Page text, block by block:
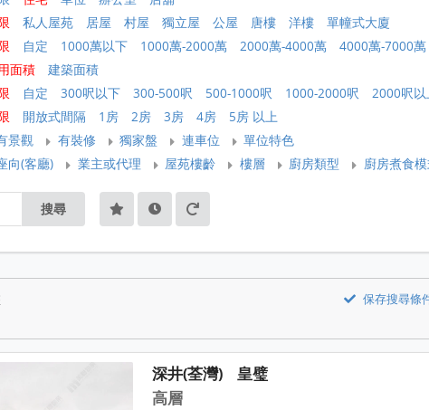
私人屋苑 居屋 村屋 獨立屋 公屋 唐樓 洋樓
單幢式大廈
自定 1000萬以下 1000萬-2000萬 2000萬-4000萬 4000萬-7000萬
面積
建築面積
自定 300呎以下 300-500呎 500-1000呎 1000-2000呎
2000呎以
開放式間隔 1房 2房 3房 4房
5房 以上
景觀 有裝修 獨家盤 連車位
單位特色
向(客廳) 業主或代理 屋苑樓齡 樓層 廚房類型 廚房煮食
搜尋
保存搜尋條
深井(荃灣)
皇璧
高層